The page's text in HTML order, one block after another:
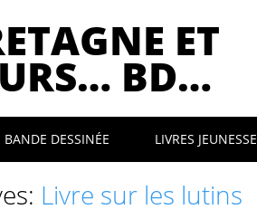
ET
BD…
BANDE DESSINÉE LIVRES JEUNESSE
Livre sur les lutins